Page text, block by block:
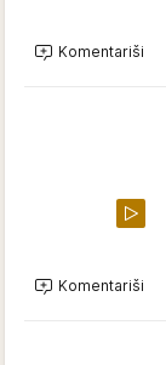
Komentariši
Komentariši